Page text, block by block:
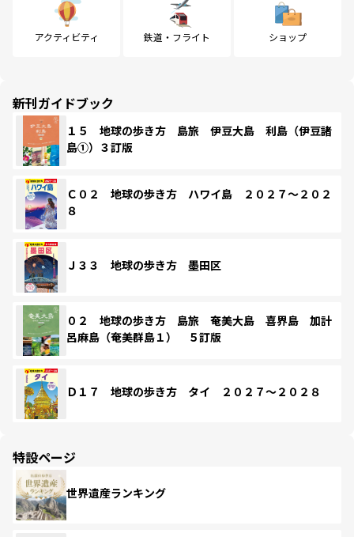
アクティビティ 鉄道・フライト ショップ
新刊ガイドブック
１５ 地球の歩き方 島旅 伊豆大島 利島（伊豆諸
島①）３訂版
Ｃ０２ 地球の歩き方 ハワイ島 ２０２７～２０２
８
Ｊ３３ 地球の歩き方 墨田区
０２ 地球の歩き方 島旅 奄美大島 喜界島 加計
呂麻島（奄美群島１） ５訂版
Ｄ１７ 地球の歩き方 タイ ２０２７～２０２８
特設ページ
世界遺産ランキング